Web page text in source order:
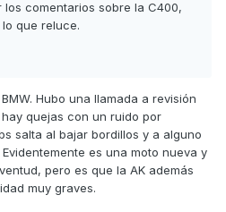
comentarios sobre la C400,
que reluce.
Hubo una llamada a revisión
quejas con un ruido por
salta al bajar bordillos y a alguno
es una moto nueva y
pero es que la AK además
muy graves.